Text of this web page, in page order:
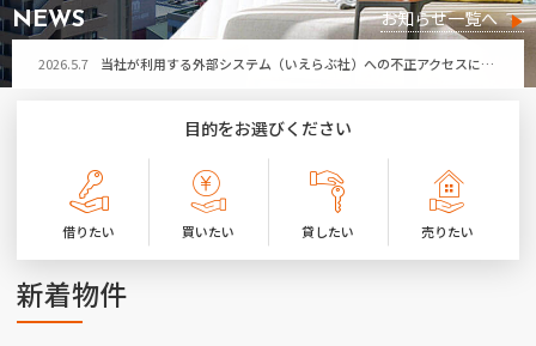
NEWS お知らせ一覧へ
2026.5.7 当社が利用する外部システム（いえらぶ社）への不正アクセスによる個人情報流出の可能性について
第32回ひたちなか祭り開催に伴う「勝田営業所」臨時休業のお知らせ
2026.7.17 夏季休暇のお知らせ
2026.5.7 当社が利用する外部システム（いえらぶ社）への不正アクセスによる個人情報流出の可能性について
目的をお選びください
借りたい 買いたい 貸したい 売りたい
新着物件